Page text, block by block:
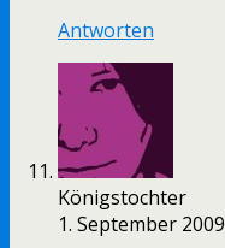
Antworten
Königstochter
1. September 2009